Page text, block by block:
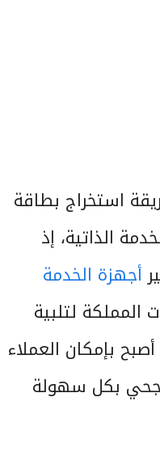
استخراج بطاقة
الذاتية، إذ
أجهزة الخدمة
لتلبية
بإمكان العملاء
بكل سهولة